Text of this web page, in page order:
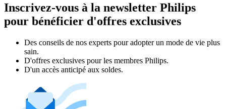
Inscrivez-vous à la newsletter Philips
pour bénéficier d'offres exclusives
Des conseils de nos experts pour adopter un mode de vie plus
sain.
D'offres exclusives pour les membres Philips.
D'un accès anticipé aux soldes.